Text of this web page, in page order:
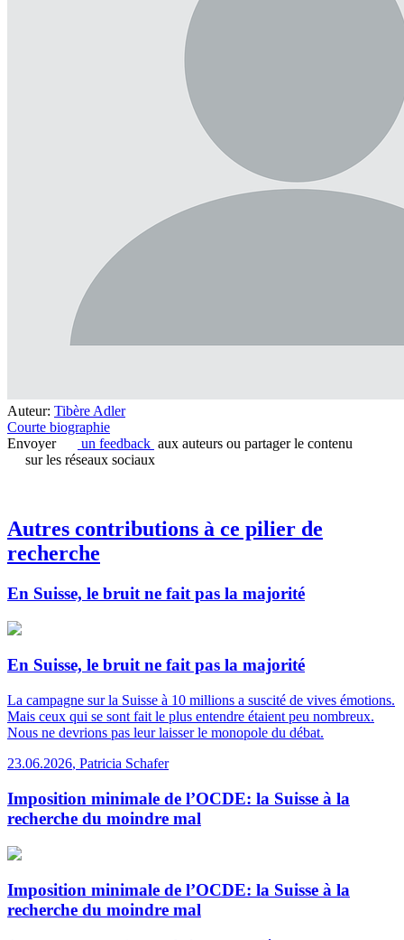
Auteur: Tibère Adler
Courte biographie
Envoyer
un feedback aux auteurs ou partager le contenu
sur les réseaux sociaux
Autres contributions à ce pilier de
recherche
En Suisse, le bruit ne fait pas la majorité
En Suisse, le bruit ne fait pas la majorité
La campagne sur la Suisse à 10 millions a suscité de vives émotions.
Mais ceux qui se sont fait le plus entendre étaient peu nombreux.
Nous ne devrions pas leur laisser le monopole du débat.
23.06.2026, Patricia Schafer
Imposition minimale de l’OCDE: la Suisse à la
recherche du moindre mal
Imposition minimale de l’OCDE: la Suisse à la
recherche du moindre mal